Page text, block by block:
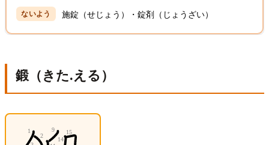
施錠（せじょう）・錠剤（じょうざい）
鍛（きた.える）